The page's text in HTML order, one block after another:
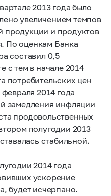
2013 года было
увеличением темпов
продукции и продуктов
По оценкам Банка
составил 0,5
с тем в начале 2014
потребительских цен
2014 года
замедления инфляции
продовольственных
полугодии 2013
стабильной.
2014 года
ускорение
будет исчерпано.